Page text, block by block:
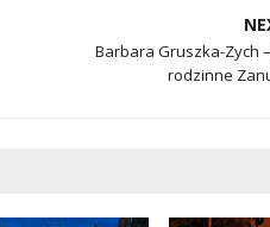
Barbara Gruszka-Zych
rodzinne